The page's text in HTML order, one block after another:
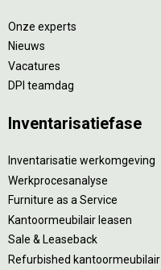
Onze experts
Nieuws
Vacatures
DPI teamdag
Inventarisatiefase
Inventarisatie werkomgeving
Werkprocesanalyse
Furniture as a Service
Kantoormeubilair leasen
Sale & Leaseback
Refurbished kantoormeubilair